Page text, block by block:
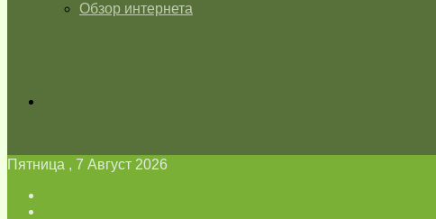
Обзор интернета
Пятница , 7 Август 2026